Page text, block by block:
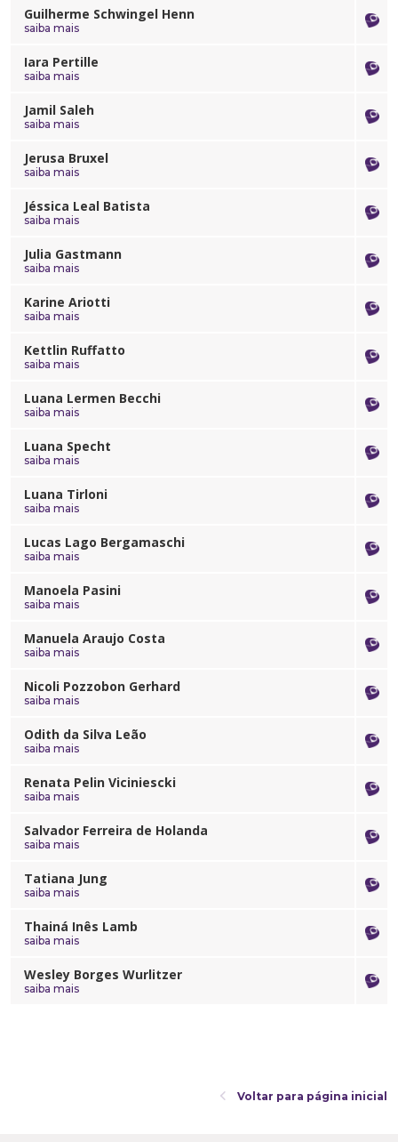
Guilherme Schwingel Henn
saiba mais
Iara Pertille
saiba mais
Jamil Saleh
saiba mais
Jerusa Bruxel
saiba mais
Jéssica Leal Batista
saiba mais
Julia Gastmann
saiba mais
Karine Ariotti
saiba mais
Kettlin Ruffatto
saiba mais
Luana Lermen Becchi
saiba mais
Luana Specht
saiba mais
Luana Tirloni
saiba mais
Lucas Lago Bergamaschi
saiba mais
Manoela Pasini
saiba mais
Manuela Araujo Costa
saiba mais
Nicoli Pozzobon Gerhard
saiba mais
Odith da Silva Leão
saiba mais
Renata Pelin Viciniescki
saiba mais
Salvador Ferreira de Holanda
saiba mais
Tatiana Jung
saiba mais
Thainá Inês Lamb
saiba mais
Wesley Borges Wurlitzer
saiba mais
Voltar para página inicial